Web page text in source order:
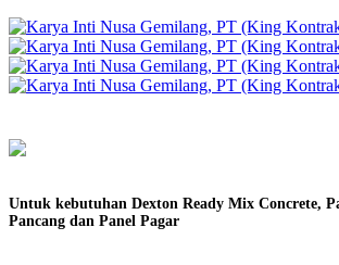
Untuk kebutuhan Dexton Ready Mix Concrete,
Pancang dan Panel Pagar